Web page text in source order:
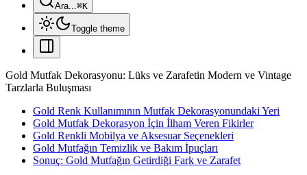
Ara...⌘K
Toggle theme
Gold Mutfak Dekorasyonu: Lüks ve Zarafetin Modern ve Vintage
Tarzlarla Buluşması
Gold Renk Kullanımının Mutfak Dekorasyonundaki Yeri
Gold Mutfak Dekorasyon İçin İlham Veren Fikirler
Gold Renkli Mobilya ve Aksesuar Seçenekleri
Gold Mutfağın Temizlik ve Bakım İpuçları
Sonuç: Gold Mutfağın Getirdiği Fark ve Zarafet